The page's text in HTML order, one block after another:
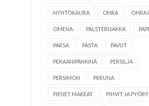
NYHTÖKAURA OHRA
OMENA PALSTERNAKKA
PARSA PASTA PAVUT
PEKAANIPÄHKINÄ PERSILJA
PERSIMON PERUNA
PIENET MAKEAT PIHVIT JA